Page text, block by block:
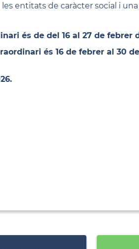
entitats de caràcter social i
és de del 16 al 27 de febrer
és 16 de febrer al 30